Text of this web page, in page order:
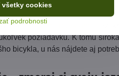
horskými bicyklami , cez
požiadavku. K tomu
bicykla, u nás nájdete aj
podrobnosti
všetky cookies